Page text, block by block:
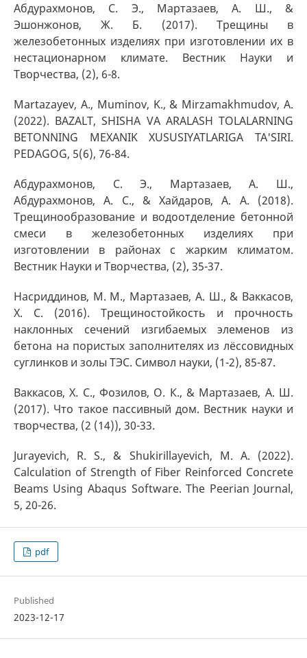
Абдурахмонов, С. Э., Мартазаев, А. Ш., &
Эшонжонов, Ж. Б. (2017). Трещины в
железобетонных изделиях при изготовлении их в
нестационарном климате. Вестник Науки и
Творчества, (2), 6-8.
Martazayev, A., Muminov, K., & Mirzamakhmudov, A.
(2022). BAZALT, SHISHA VA ARALASH TOLALARNING
BETONNING MEXANIK XUSUSIYATLARIGA TA'SIRI.
PEDAGOG, 5(6), 76-84.
Абдурахмонов, С. Э., Мартазаев, А. Ш.,
Абдурахмонов, А. С., & Хайдаров, А. А. (2018).
Трещинообразование и водоотделение бетонной
смеси в железобетонных изделиях при
изготовлении в районах с жарким климатом.
Вестник Науки и Творчества, (2), 35-37.
Насриддинов, М. М., Мартазаев, А. Ш., & Ваккасов,
Х. С. (2016). Трещиностойкость и прочность
наклонных сечений изгибаемых элеменов из
бетона на пористых заполнителях из лёссовидных
суглинков и золы ТЭС. Символ науки, (1-2), 85-87.
Ваккасов, Х. С., Фозилов, О. К., & Мартазаев, А. Ш.
(2017). Что такое пассивный дом. Вестник науки и
творчества, (2 (14)), 30-33.
Jurayevich, R. S., & Shukirillayevich, M. A. (2022).
Calculation of Strength of Fiber Reinforced Concrete
Beams Using Abaqus Software. The Peerian Journal,
5, 20-26.
pdf
Published
2023-12-17